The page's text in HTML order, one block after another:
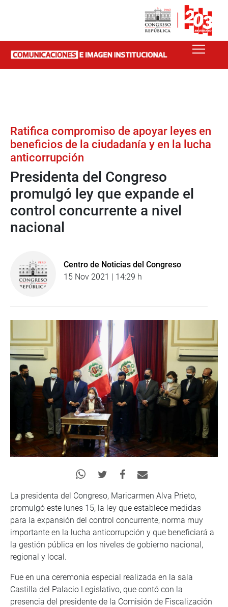
Ratifica compromiso de apoyar leyes en
beneficios de la ciudadanía y en la lucha
anticorrupción
Presidenta del Congreso
promulgó ley que expande el
control concurrente a nivel
nacional
Centro de Noticias del Congreso
15 Nov 2021 | 14:29 h
La presidenta del Congreso, Maricarmen Alva Prieto,
promulgó este lunes 15, la ley que establece medidas
para la expansión del control concurrente, norma muy
importante en la lucha anticorrupción y que beneficiará a
la gestión pública en los niveles de gobierno nacional,
regional y local.
Fue en una ceremonia especial realizada en la sala
Castilla del Palacio Legislativo, que contó con la
presencia del presidente de la Comisión de Fiscalización